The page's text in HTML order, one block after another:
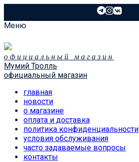
Меню
официальный магазин
Мумий Тролль
официальный магазин
главная
новости
о магазине
оплата и доставка
политика конфиденциальности
условия обслуживания
часто задаваемые вопросы
контакты